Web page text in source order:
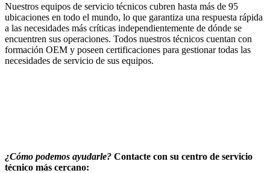
Nuestros equipos de servicio técnicos cubren hasta más de 95
ubicaciones en todo el mundo, lo que garantiza una respuesta rápida
a las necesidades más críticas independientemente de dónde se
encuentren sus operaciones. Todos nuestros técnicos cuentan con
formación OEM y poseen certificaciones para gestionar todas las
necesidades de servicio de sus equipos.
¿Cómo podemos ayudarle? Contacte con su centro de servicio
técnico más cercano: